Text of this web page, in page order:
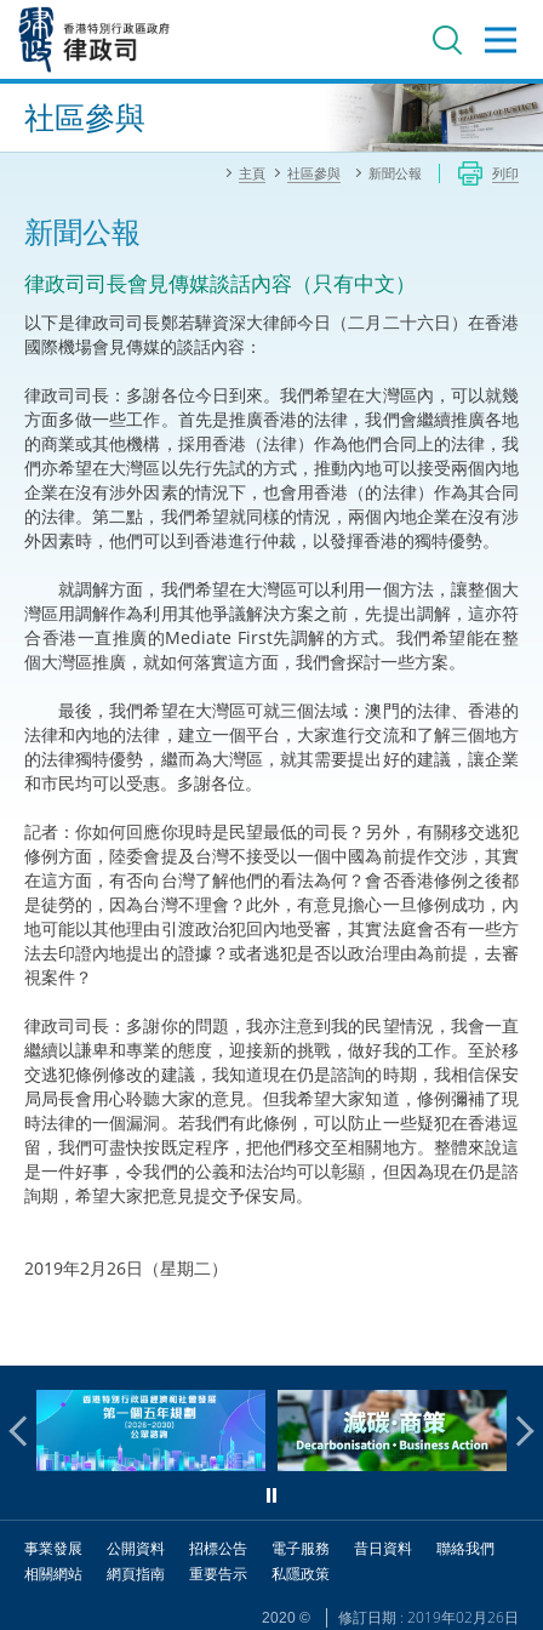
內
進階搜尋
社區參與
主頁 社區參與 新聞公報 列印
新聞公報
律政司司長會見傳媒談話內容（只有中文）
以下是律政司司長鄭若驊資深大律師今日（二月二十六日）在香港
國際機場會見傳媒的談話內容：​ ​
律政司司長：多謝各位今日到來。我們希望在大灣區內，可以就幾
方面多做一些工作。首先是推廣香港的法律，我們會繼續推廣各地
的商業或其他機構，採用香港（法律）作為他們合同上的法律，我
們亦希望在大灣區以先行先試的方式，推動內地可以接受兩個內地
企業在沒有涉外因素的情況下，也會用香港（的法律）作為其合同
的法律。第二點，我們希望就同樣的情況，兩個內地企業在沒有涉
外因素時，他們可以到香港進行仲裁，以發揮香港的獨特優勢。
就調解方面，我們希望在大灣區可以利用一個方法，讓整個大
灣區用調解作為利用其他爭議解決方案之前，先提出調解，這亦符
合香港一直推廣的Mediate First先調解的方式。我們希望能在整
個大灣區推廣，就如何落實這方面，我們會探討一些方案。
最後，我們希望在大灣區可就三個法域：澳門的法律、香港的
法律和內地的法律，建立一個平台，大家進行交流和了解三個地方
的法律獨特優勢，繼而為大灣區，就其需要提出好的建議，讓企業
和市民均可以受惠。多謝各位。
記者：你如何回應你現時是民望最低的司長？另外，有關移交逃犯
修例方面，陸委會提及台灣不接受以一個中國為前提作交涉，其實
在這方面，有否向台灣了解他們的看法為何？會否香港修例之後都
是徒勞的，因為台灣不理會？此外，有意見擔心一旦修例成功，內
地可能以其他理由引渡政治犯回內地受審，其實法庭會否有一些方
法去印證內地提出的證據？或者逃犯是否以政治理由為前提，去審
視案件？
律政司司長：多謝你的問題，我亦注意到我的民望情況，我會一直
繼續以謙卑和專業的態度，迎接新的挑戰，做好我的工作。至於移
交逃犯條例修改的建議，我知道現在仍是諮詢的時期，我相信保安
局局長會用心聆聽大家的意見。但我希望大家知道，修例彌補了現
時法律的一個漏洞。若我們有此條例，可以防止一些疑犯在香港逗
留，我們可盡快按既定程序，把他們移交至相關地方。整體來說這
是一件好事，令我們的公義和法治均可以彰顯，但因為現在仍是諮
詢期，希望大家把意見提交予保安局。
2019年2月26日（星期二）
事業發展 公開資料 招標公告 電子服務 昔日資料
聯絡我們
相關網站
網頁指南 重要告示 私隱政策
2020 © 修訂日期 : 2019年02月26日